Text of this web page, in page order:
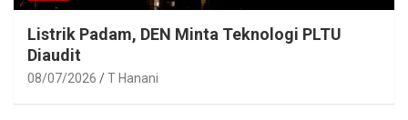
Listrik Padam, DEN Minta Teknologi PLTU
Diaudit
08/07/2026 T Hanani